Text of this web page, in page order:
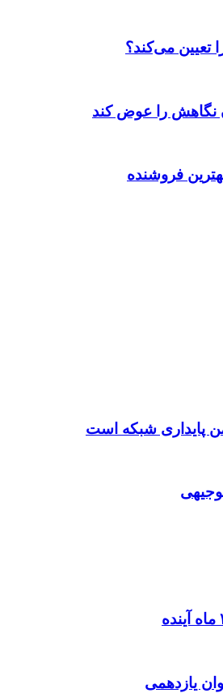
تعیین می‌کند؟
نگاهش را عوض کند
فروشنده
یازدهمی